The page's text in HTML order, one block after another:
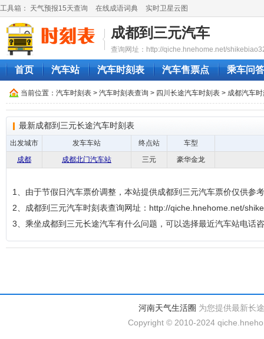
工具箱： 天气预报15天查询 在线成语词典 实时卫星云图
成都到三元汽车
查询网址：http://qiche.hnehome.net/
首页 汽车站 汽车时刻表 汽车售票点 乘车问答
当前位置： 汽车时刻表 > 汽车时刻表查询 > 四川长途汽车时刻表 > 成都汽车
最新成都到三元长途汽车时刻表
出发城市 发车车站 终点站
车型
成都
成都北门汽车站 三元 豪华金龙
1、由于节假日汽车票价调整，本站提供成都到三元汽车票价仅供参
2、成都到三元汽车时刻表查询网址：http://qiche.hnehome.net/
3、乘坐成都到三元长途汽车有什么问题，可以选择最近汽车站电话
河南天气生活圈 为您提供最新长
Copyright © 2010-2024